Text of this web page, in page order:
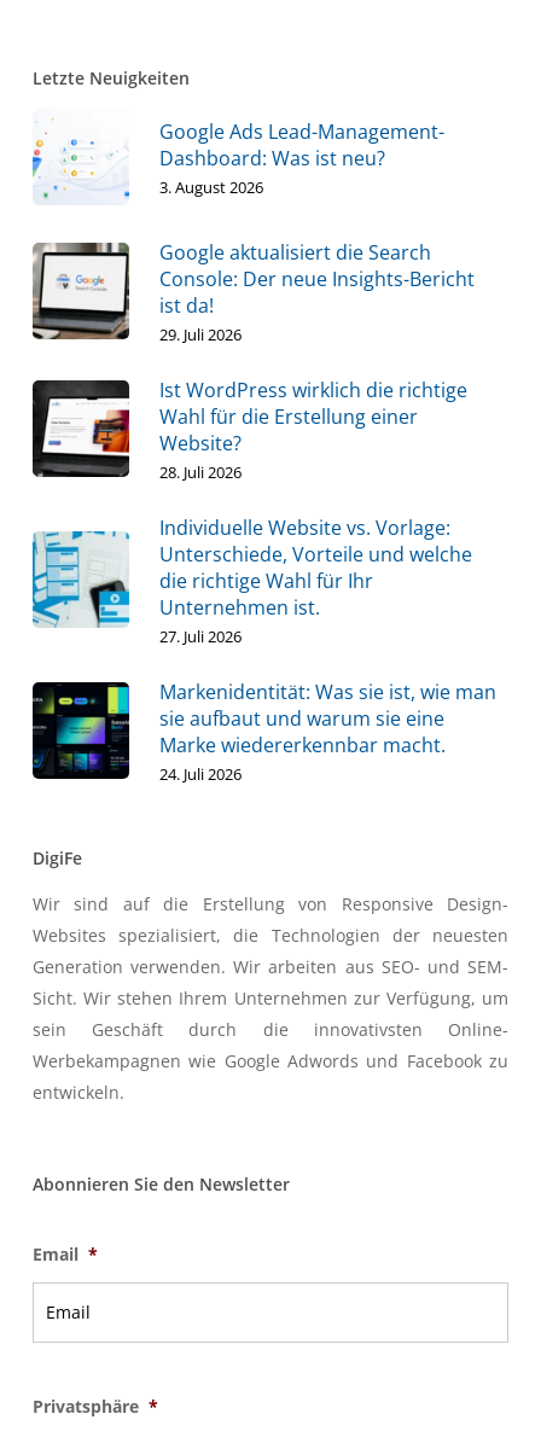
Letzte Neuigkeiten
Google Ads Lead-Management-
Dashboard: Was ist neu?
3. August 2026
Google aktualisiert die Search
Console: Der neue Insights-Bericht
ist da!
29. Juli 2026
Ist WordPress wirklich die richtige
Wahl für die Erstellung einer
Website?
28. Juli 2026
Individuelle Website vs. Vorlage:
Unterschiede, Vorteile und welche
die richtige Wahl für Ihr
Unternehmen ist.
27. Juli 2026
Markenidentität: Was sie ist, wie man
sie aufbaut und warum sie eine
Marke wiedererkennbar macht.
24. Juli 2026
DigiFe
Wir sind auf die Erstellung von Responsive Design-
Websites spezialisiert, die Technologien der neuesten
Generation verwenden. Wir arbeiten aus SEO- und SEM-
Sicht. Wir stehen Ihrem Unternehmen zur Verfügung, um
sein Geschäft durch die innovativsten Online-
Werbekampagnen wie Google Adwords und Facebook zu
entwickeln.
Abonnieren Sie den Newsletter
Email *
Privatsphäre *